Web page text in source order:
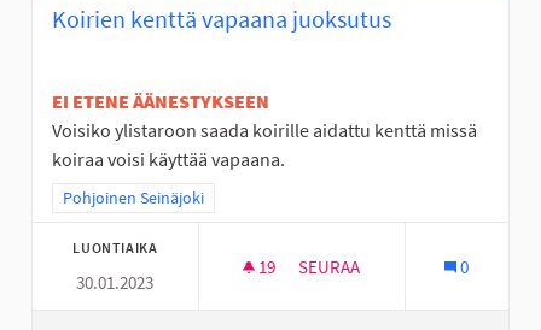
Koirien kenttä vapaana juoksutus
EI ETENE ÄÄNESTYKSEEN
Voisiko ylistaroon saada koirille aidattu kenttä missä
koiraa voisi käyttää vapaana.
Rajaa tulokset teeman mukaan: Pohjoinen Seinäjoki
Pohjoinen Seinäjoki
LUONTIAIKA
30.01.2023
19 19 SEURAAJAA
SEURAA 0